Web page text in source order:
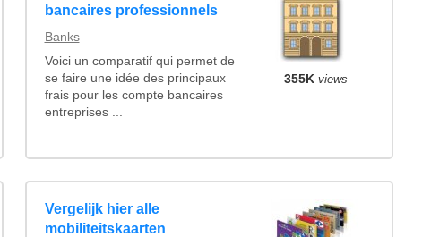
bancaires professionnels
Banks
Voici un comparatif qui permet de
se faire une idée des principaux
frais pour les compte bancaires
entreprises ...
355K views
Vergelijk hier alle
mobiliteitskaarten